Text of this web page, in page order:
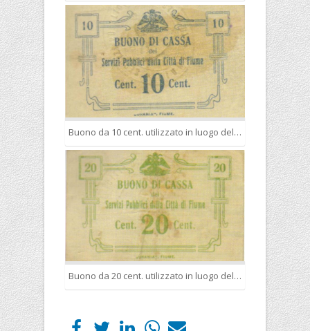
Buono da 10 cent. utilizzato in luogo della moneta ufficiale
Buono da 20 cent. utilizzato in luogo della moneta ufficiale